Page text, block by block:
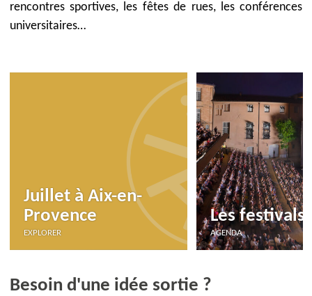
rencontres sportives, les fêtes de rues, les conférences
universitaires…
Juillet à Aix-en-
Provence
EXPLORER
Les festivals
AGENDA
Besoin d'une idée sortie ?